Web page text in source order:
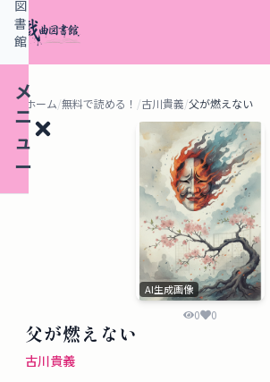
メ
ニ
ュ
ー
デ
図
書
館
ホーム/無料で読める！ /古川貴義/父が燃えない
AI生成画像
0 0
父が燃えない
古川貴義